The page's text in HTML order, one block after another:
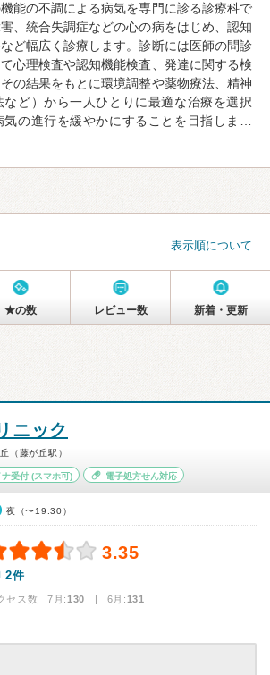
能の不調による病気を専門に診る診療科で
、統合失調症などの心の病をはじめ、認知
ど幅広く診療します。診断には医師の問診
心理検査や認知機能検査、発達に関する検
の結果をもとに環境調整や薬物療法、精神
ど）から一人ひとりに最適な治療を選択
気の進行を緩やかにすることを目指しま…
表示順について
★の数 レビュー数 新着・更新
ニック
（藤が丘駅）
ナ受付(スマホ可) 電子処方せん対応
夜（〜19:30）
3.35
2件
セス数 7月:130 | 6月:131